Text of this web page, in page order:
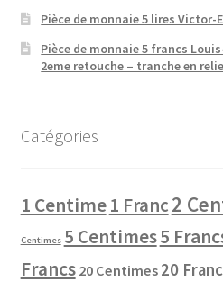
Pièce de monnaie 5 lires Victor-
Pièce de monnaie 5 francs
2eme retouche – tranche en
Catégories
1 Centime1 Franc2
Centimes 5 Centimes5
Francs 20 Centimes 20